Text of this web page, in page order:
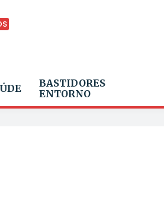
BASTIDORES
ENTORNO